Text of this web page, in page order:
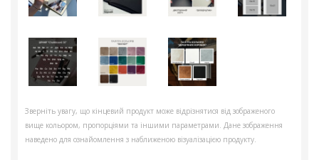
Зверніть увагу, що кінцевий продукт може відрізнятися від зображеного
вище кольором, пропорціями та іншими параметрами. Дане зображення
наведено для ознайомлення з наближеною візуалізацією продукту.